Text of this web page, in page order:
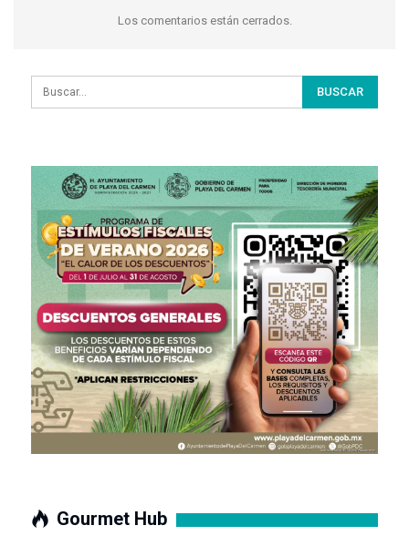
Los comentarios están cerrados.
Gourmet Hub